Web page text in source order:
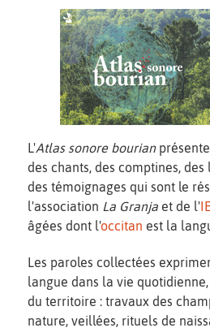
L'Atlas sonore bourian
des chants, des comptines, des
des témoignages qui sont le
l'association La Granja et de l'
âgées dont l'occitan est la
Les paroles collectées
langue dans la vie
du territoire : travaux des
nature, veillées, rituels de